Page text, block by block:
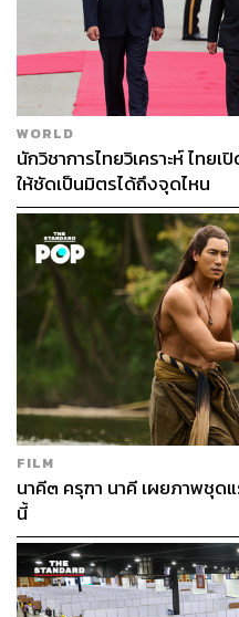
WORLD
นักวิชาการไทยวิเคราะห์ ไทย
ให้ชัดเป็นมิตรได้ถึงจุดไหน
FILM
นาคี๓ ครุฑา นาคี เผยภาพชุด
นี้